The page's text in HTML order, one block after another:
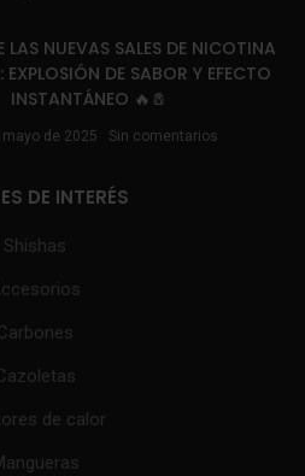
LAS NUEVAS SALES DE NICOTINA
EXPLOSIÓN DE SABOR Y EFECTO
INSTANTÁNEO 🔥🧂
mayo de 2025 Sin comentarios
DE INTERÉS
Shishas
de calor